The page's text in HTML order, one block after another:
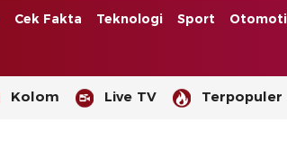
Cek Fakta Teknologi Sport
Kolom Live TV Terpopuler